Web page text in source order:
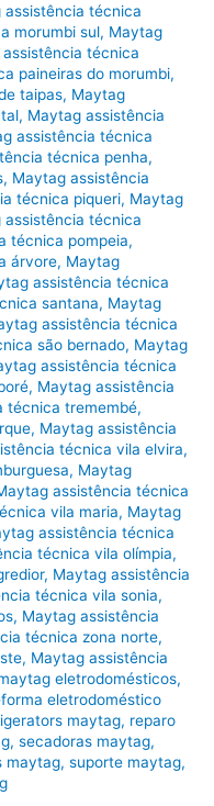
assistência técnica
morumbi sul, Maytag
técnica
paineiras do morumbi,
taipas, Maytag
, Maytag assistência
assistência técnica
técnica penha,
, Maytag assistência
técnica piqueri, Maytag
assistência técnica
técnica pompeia,
árvore, Maytag
assistência técnica
santana, Maytag
assistência técnica
são bernado, Maytag
assistência técnica
, Maytag assistência
técnica tremembé,
, Maytag assistência
técnica vila elvira,
, Maytag
assistência técnica
vila maria, Maytag
assistência técnica
técnica vila olímpia,
, Maytag assistência
técnica vila sonia,
, Maytag assistência
técnica zona norte,
, Maytag assistência
eletrodomésticos,
eletrodoméstico
maytag, reparo
,secadoras maytag,
maytag,suporte maytag,